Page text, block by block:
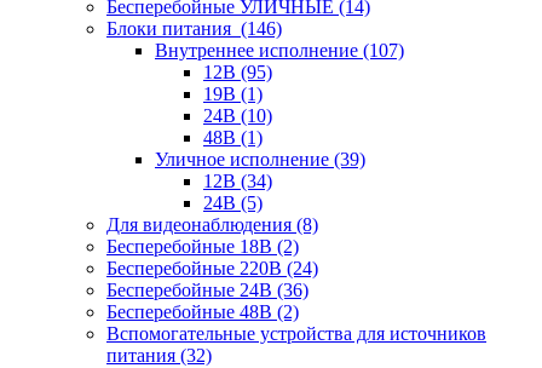
Бесперебойные УЛИЧНЫЕ (14)
Блоки питания (146)
Внутреннее исполнение (107)
12В (95)
19В (1)
24В (10)
48В (1)
Уличное исполнение (39)
12В (34)
24В (5)
Для видеонаблюдения (8)
Бесперебойные 18В (2)
Бесперебойные 220В (24)
Бесперебойные 24В (36)
Бесперебойные 48В (2)
Вспомогательные устройства для источников
питания (32)